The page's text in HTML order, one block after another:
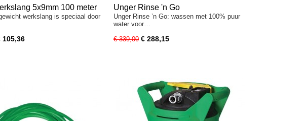
5x9mm 100 meter
werkslang is speciaal door
105,36
Unger Rinse 'n Go
Unger Rinse ’n Go: wassen met 100% puur
water voor…
€ 339,00 € 288,15